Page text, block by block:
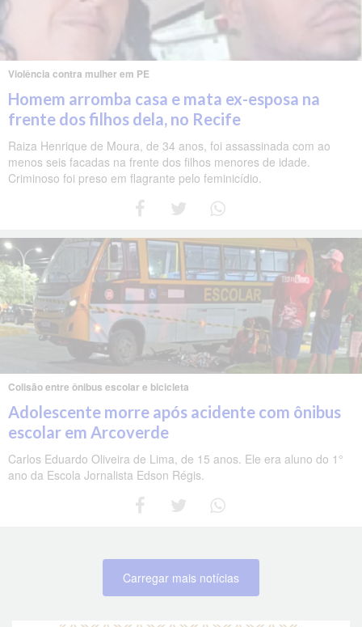
Violência contra mulher em PE
Homem arromba casa e mata ex-esposa na
frente dos filhos dela, no Recife
Raiza Henrique de Moura, de 34 anos, foi assassinada com ao
menos seis facadas na frente dos filhos menores de idade.
Criminoso foi preso em flagrante pelo feminicídio.
Colisão entre ônibus escolar e bicicleta
Adolescente morre após acidente com ônibus
escolar em Arcoverde
Carlos Eduardo Oliveira de Lima, de 15 anos. Ele era aluno do 1°
ano da Escola Jornalista Edson Régis.
Carregar mais notícias